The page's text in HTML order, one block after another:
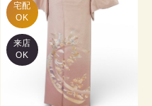
宅配
OK
来店
OK